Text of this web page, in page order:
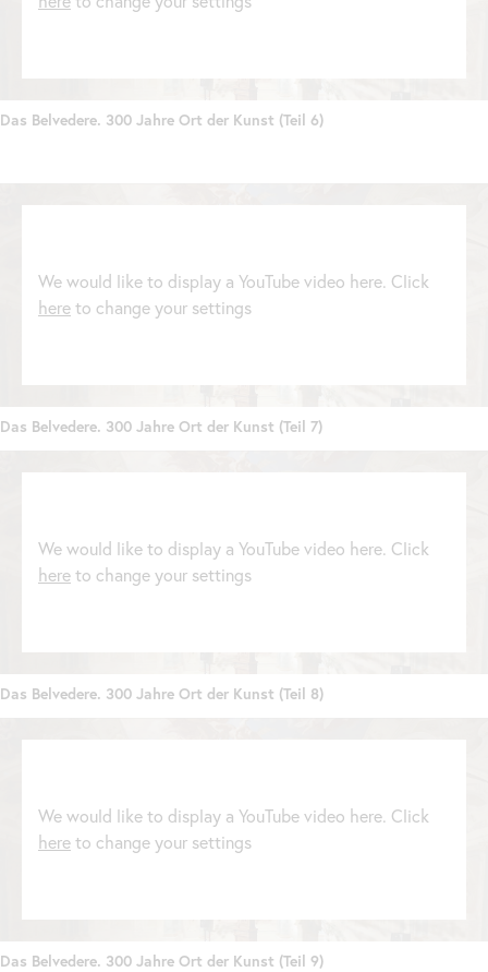
Das Belvedere. 300 Jahre Ort der Kunst (Teil 6)
We would like to display a YouTube video here. Click
here to change your settings
Das Belvedere. 300 Jahre Ort der Kunst (Teil 7)
We would like to display a YouTube video here. Click
here to change your settings
Das Belvedere. 300 Jahre Ort der Kunst (Teil 8)
We would like to display a YouTube video here. Click
here to change your settings
Das Belvedere. 300 Jahre Ort der Kunst (Teil 9)